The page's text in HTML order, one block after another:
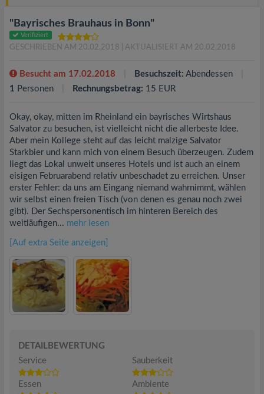
"Bayrisches Brauhaus in Bonn"
Verifiziert
GESCHRIEBEN AM 20.02.2018 | AKTUALISIERT AM 20.02.2018
Besucht am 17.02.2018 Besuchszeit: Abendessen
1 Personen Rechnungsbetrag: 15 EUR
Okay, okay, mitten im Rheinland ein bayrisches Wirtshaus
Salvator zu besuchen, ist vielleicht nicht die allerbeste Idee.
Aber mein Kollege steht auf das leicht malzige Salvator
Starkbier und kann mich von einem Besuch überzeugen. Zudem
liegt das Lokal unweit unseres Hotels und ist auch an einem
eisigen Februarabend relativ unbeschadet zu erreichen. Unser
erster Fehler: da uns am Eingang niemand wahrnimmt, wählen
wir selbst einen freien Tisch (von denen es genau noch zwei
gibt). Der Sechspersonentisch im hinteren Bereich des
weitläufigen... mehr lesen
[Auf extra Seite anzeigen]
DETAILBEWERTUNG
Service
Sauberkeit
Essen Ambiente